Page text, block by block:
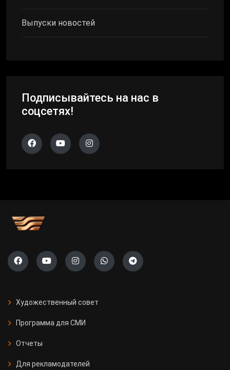
Выпуски новостей
Подписывайтесь на нас в
соцсетях!
Художественный совет
Программа для СМИ
Отчеты
Для рекламодателей